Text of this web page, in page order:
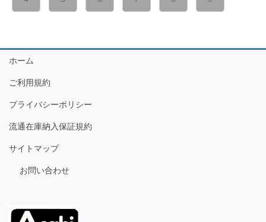
ホーム
ご利用規約
プライバシーポリシー
流通在庫納入保証規約
サイトマップ
お問い合わせ